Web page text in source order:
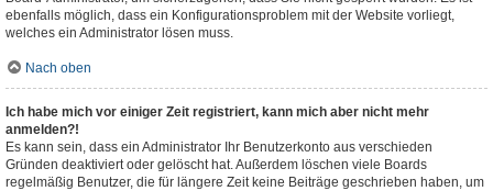
ebenfalls möglich, dass ein Konfigurationsproblem mit der Website vorliegt,
welches ein Administrator lösen muss.
Nach oben
Ich habe mich vor einiger Zeit registriert, kann mich aber nicht mehr
anmelden?!
Es kann sein, dass ein Administrator Ihr Benutzerkonto aus verschieden
Gründen deaktiviert oder gelöscht hat. Außerdem löschen viele Boards
regelmäßig Benutzer, die für längere Zeit keine Beiträge geschrieben haben, um